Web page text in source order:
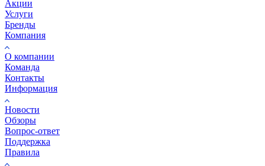
Акции
Услуги
Бренды
Компания
О компании
Команда
Контакты
Информация
Новости
Обзоры
Вопрос-ответ
Поддержка
Правила